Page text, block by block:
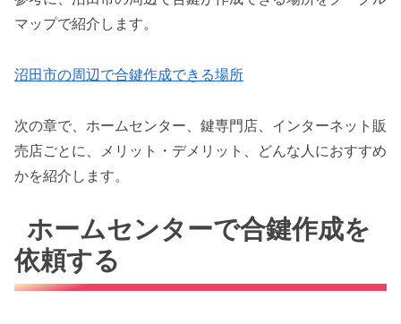
マップで紹介します。
沼田市の周辺で合鍵作成できる場所
次の章で、ホームセンター、鍵専門店、インターネット販
売店ごとに、メリット・デメリット、どんな人におすすめ
かを紹介します。
ホームセンターで合鍵作成を
依頼する